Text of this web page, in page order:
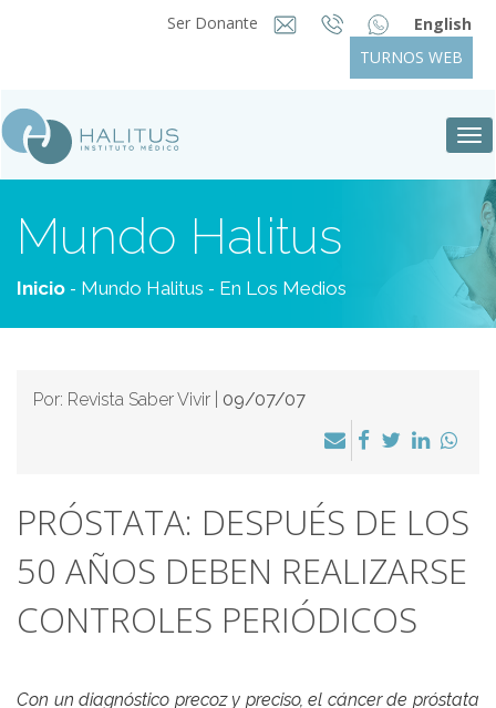
Ser Donante
English
TURNOS WEB
Mundo Halitus
Inicio - Mundo Halitus - En Los Medios
Por: Revista Saber Vivir | 09/07/07
PRÓSTATA: DESPUÉS DE LOS
50 AÑOS DEBEN REALIZARSE
CONTROLES PERIÓDICOS
Con un diagnóstico precoz y preciso, el cáncer de próstata